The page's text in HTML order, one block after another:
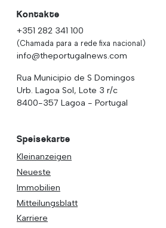
Kontakte
+351 282 341 100
(Chamada para a rede fixa nacional)
info@theportugalnews.com
Rua Municipio de S Domingos
Urb. Lagoa Sol, Lote 3 r/c
8400-357 Lagoa - Portugal
Speisekarte
Kleinanzeigen
Neueste
Immobilien
Mitteilungsblatt
Karriere